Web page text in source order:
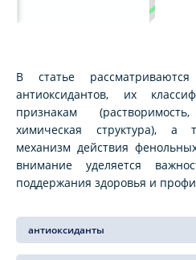
В статье
антиоксидантов, их
признакам
химическая структура), а
механизм действия
внимание уделяется
поддержания здоровья и
антиоксиданты